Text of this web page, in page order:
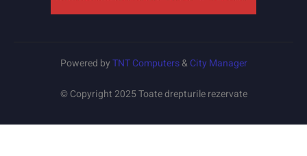
Powered byTNT Computers&City Manager
© Copyright 2025 Toate drepturile rezervate